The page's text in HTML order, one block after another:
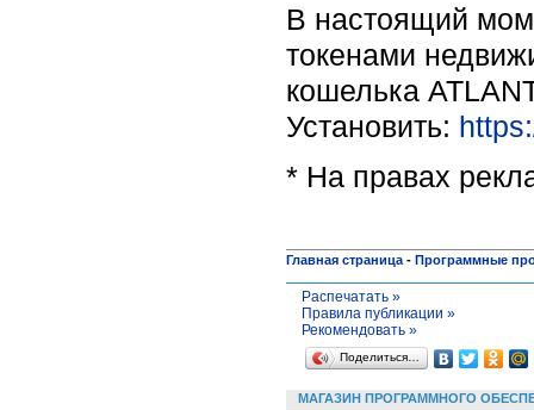
В настоящий
токенами
кошелька
Установить:
* На правах
Главная страница - Программные
Распечатать »
Правила публикации »
Рекомендовать »
Поделиться…
МАГАЗИН ПРОГРАММНОГО